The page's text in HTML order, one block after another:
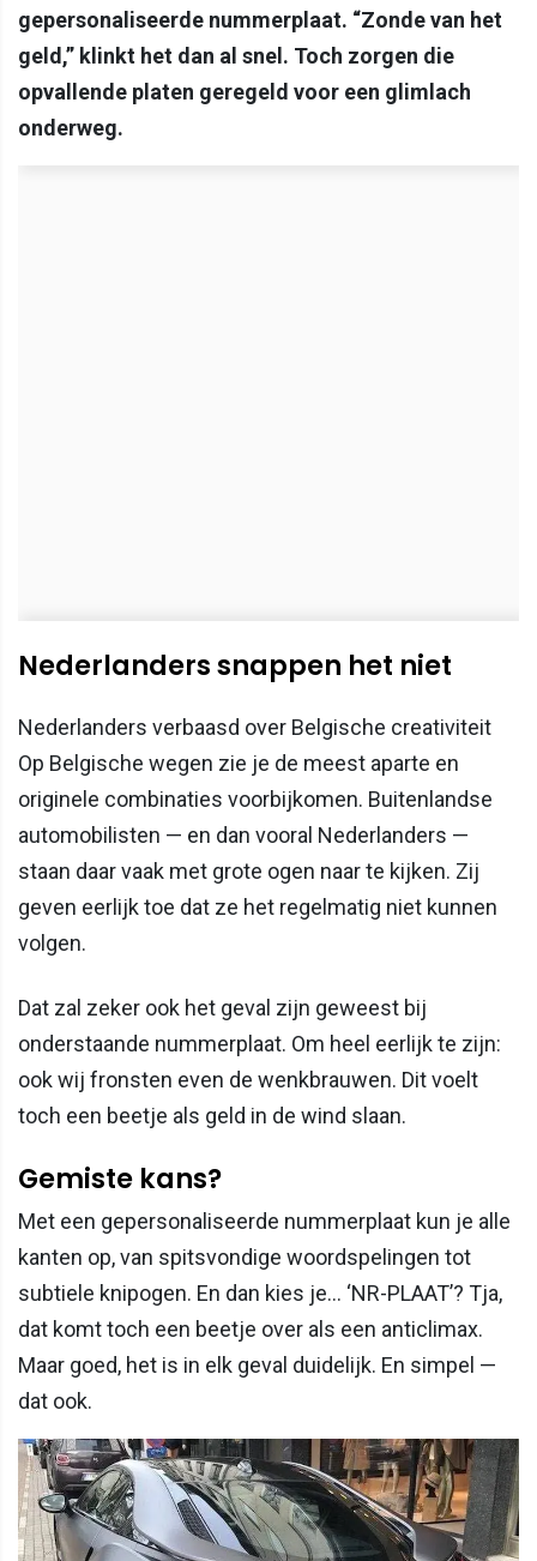
gepersonaliseerde nummerplaat. “Zonde van het
geld,” klinkt het dan al snel. Toch zorgen die
opvallende platen geregeld voor een glimlach
onderweg.
Nederlanders snappen het niet
Nederlanders verbaasd over Belgische creativiteit
Op Belgische wegen zie je de meest aparte en
originele combinaties voorbijkomen. Buitenlandse
automobilisten — en dan vooral Nederlanders —
staan daar vaak met grote ogen naar te kijken. Zij
geven eerlijk toe dat ze het regelmatig niet kunnen
volgen.
Dat zal zeker ook het geval zijn geweest bij
onderstaande nummerplaat. Om heel eerlijk te zijn:
ook wij fronsten even de wenkbrauwen. Dit voelt
toch een beetje als geld in de wind slaan.
Gemiste kans?
Met een gepersonaliseerde nummerplaat kun je alle
kanten op, van spitsvondige woordspelingen tot
subtiele knipogen. En dan kies je… ‘NR-PLAAT’? Tja,
dat komt toch een beetje over als een anticlimax.
Maar goed, het is in elk geval duidelijk. En simpel —
dat ook.